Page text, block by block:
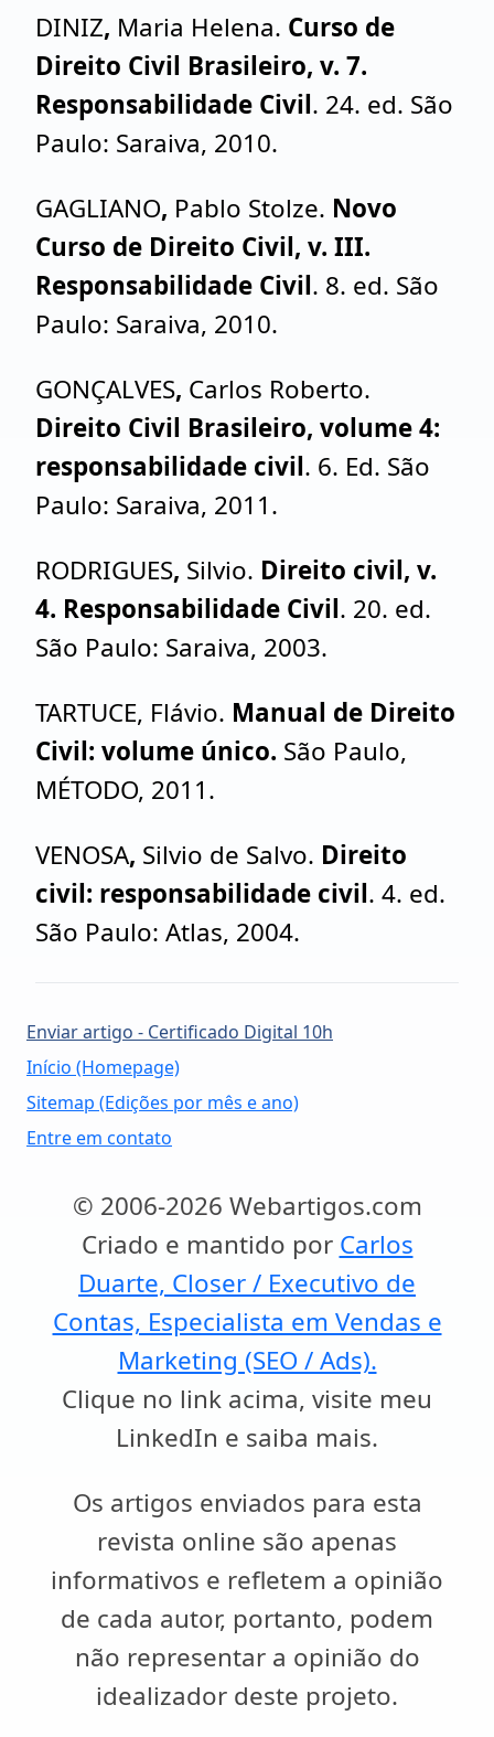
DINIZ, Maria Helena. Curso de
Direito Civil Brasileiro, v. 7.
Responsabilidade Civil. 24. ed. São
Paulo: Saraiva, 2010.
GAGLIANO, Pablo Stolze. Novo
Curso de Direito Civil, v. III.
Responsabilidade Civil. 8. ed. São
Paulo: Saraiva, 2010.
GONÇALVES, Carlos Roberto.
Direito Civil Brasileiro, volume 4:
responsabilidade civil. 6. Ed. São
Paulo: Saraiva, 2011.
RODRIGUES, Silvio. Direito civil, v.
4. Responsabilidade Civil. 20. ed.
São Paulo: Saraiva, 2003.
TARTUCE, Flávio. Manual de Direito
Civil: volume único. São Paulo,
MÉTODO, 2011.
VENOSA, Silvio de Salvo. Direito
civil: responsabilidade civil. 4. ed.
São Paulo: Atlas, 2004.
Enviar artigo - Certificado Digital 10h
Início (Homepage)
Sitemap (Edições por mês e ano)
Entre em contato
© 2006-2026 Webartigos.com
Criado e mantido por Carlos
Duarte, Closer / Executivo de
Contas, Especialista em Vendas e
Marketing (SEO / Ads).
Clique no link acima, visite meu
LinkedIn e saiba mais.
Os artigos enviados para esta
revista online são apenas
informativos e refletem a opinião
de cada autor, portanto, podem
não representar a opinião do
idealizador deste projeto.